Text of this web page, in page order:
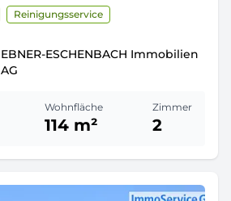
Reinigungsservice
EBNER-ESCHENBACH Immobilien
AG
Wohnfläche
114 m²
Zimmer
2